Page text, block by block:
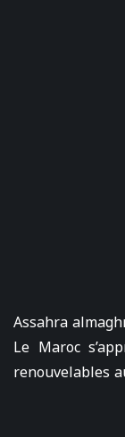
Assahra
Le Maroc
renouvelables